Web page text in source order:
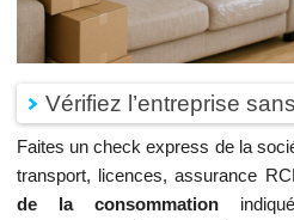
Vérifiez l’entreprise
Faites un check express de la
transport, licences, assurance
de la consommation